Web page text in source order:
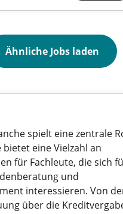
Ähnliche Jobs laden
spielt eine zentrale
eine Vielzahl an
für Fachleute, die sich
und
interessieren. Von
über die